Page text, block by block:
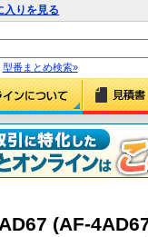
入りを見る
型番まとめ検索»
(AF-